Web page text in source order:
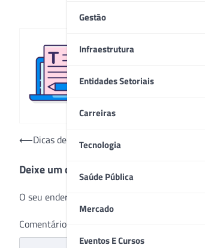
Gestão
Infraestrutura
Entidades Setoriais
Carreiras
Tecnologia
Saúde Pública
Mercado
Eventos E Cursos
Navegação
Post
⟵Dicas de como cuidar do estoma
Deixe um comentário
O seu endereço de e-mail não será publicado.
Comentário